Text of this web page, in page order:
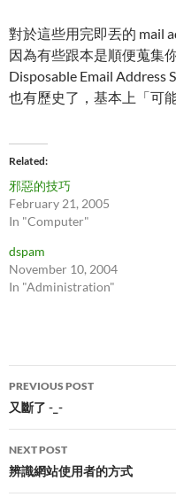
對於這些用完即丟的 mail
因為有些跟本是順便蒐集
Disposable Email Address
也有歷史了，基本上「可
Related
邪惡的技巧
February 21, 2005
In "Computer"
dspam
November 10, 2004
In "Administration"
Post
navigation
PREVIOUS POST
又斷了 -_-
NEXT POST
辨識網站使用者的方式